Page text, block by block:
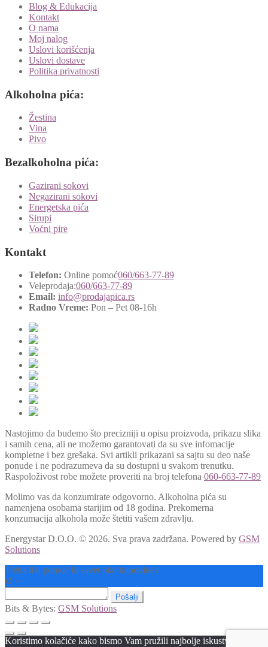
Blog & Edukacija
Kontakt
O nama
Moj nalog
Uslovi korišćenja
Uslovi dostave
Politika privatnosti
Alkoholna pića:
Žestina
Vina
Pivo
Bezalkoholna pića:
Gazirani sokovi
Negazirani sokovi
Energetska pića
Sirupi
Voćni pire
Kontakt
Telefon: Online pomoć060/663-77-89
Veleprodaja:060/663-77-89
Email: info@prodajapica.rs
Radno Vreme: Pon – Pet 08-16h
Nastojimo da budemo što precizniji u opisu proizvoda, prikazu slika
i samih cena, ali ne možemo garantovati da su sve infomacije
kompletne i bez grešaka. Svi artikli prikazani sa sajtu su deo naše
ponude i ne podrazumeva da su dostupni u svakom trenutku.
Raspoloživost robe možete proveriti na broj telefona 060-663-77-89
Molimo vas da konzumirate odgovorno. Alkoholna pića su
namenjena osobama starijim od 18 godina. Prekomerna
konzumacija alkohola može štetiti vašem zdravlju.
Energystar D.O.O. © 2026. Sva prava zadržana. Powered by GSM
Solutions
Treba li ti pomoć ili savet oko kupovine?
↺ −
Pošalji
Bits & Bytes: GSM Solutions
Koristimo kolačiće kako bismo Vam pružili najbolje iskustvo na